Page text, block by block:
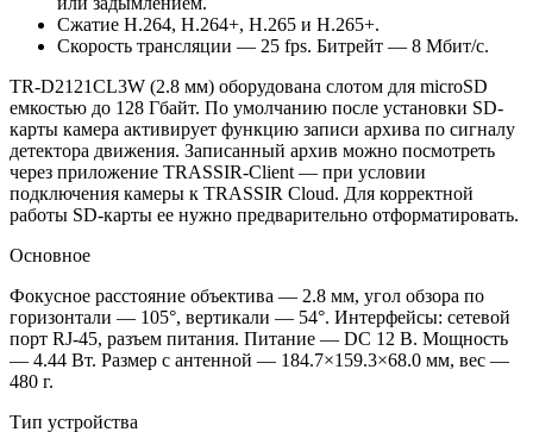
Сжатие H.264, H.264+, H.265 и H.265+.
Скорость трансляции — 25 fps. Битрейт — 8 Мбит/с.
TR-D2121CL3W (2.8 мм) оборудована слотом для microSD
емкостью до 128 Гбайт. По умолчанию после установки SD-
карты камера активирует функцию записи архива по сигналу
детектора движения. Записанный архив можно посмотреть
через приложение TRASSIR-Client — при условии
подключения камеры к TRASSIR Cloud. Для корректной
работы SD-карты ее нужно предварительно отформатировать.
Основное
Фокусное расстояние объектива — 2.8 мм, угол обзора по
горизонтали — 105°, вертикали — 54°. Интерфейсы: сетевой
порт RJ-45, разъем питания. Питание — DC 12 В. Мощность
— 4.44 Вт. Размер с антенной — 184.7×159.3×68.0 мм, вес —
480 г.
Тип устройства